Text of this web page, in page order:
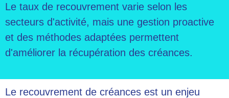
Le taux de recouvrement varie selon les
secteurs d'activité, mais une gestion proactive
et des méthodes adaptées permettent
d'améliorer la récupération des créances.
Le recouvrement de créances est un enjeu